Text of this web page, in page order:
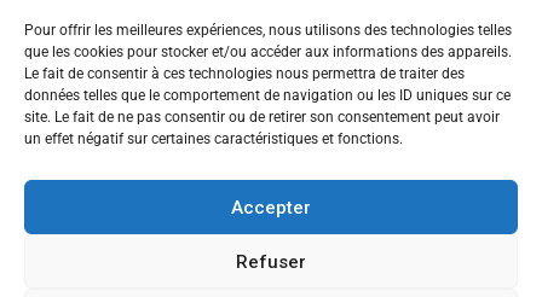
Pour offrir les meilleures expériences, nous utilisons des technologies telles
que les cookies pour stocker et/ou accéder aux informations des appareils.
Le fait de consentir à ces technologies nous permettra de traiter des
données telles que le comportement de navigation ou les ID uniques sur ce
site. Le fait de ne pas consentir ou de retirer son consentement peut avoir
un effet négatif sur certaines caractéristiques et fonctions.
Accepter
Refuser